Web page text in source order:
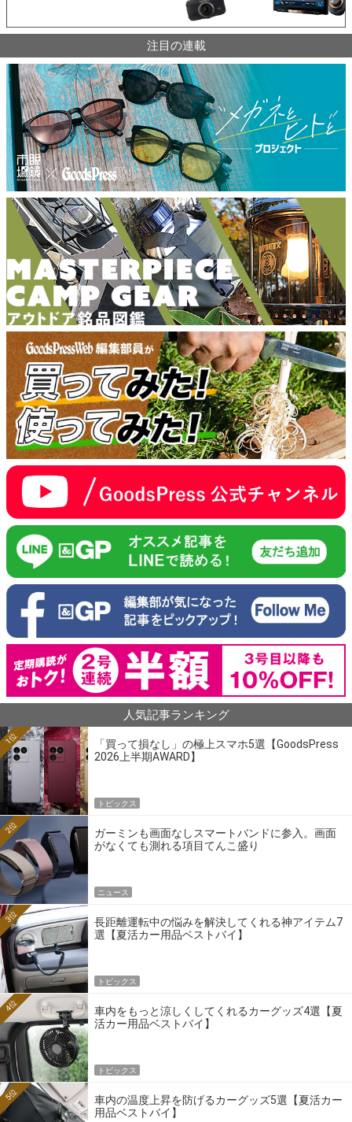
注目の連載
人気記事ランキング
「買って損なし」の極上スマホ5選【GoodsPress
2026上半期AWARD】
1位
トピックス
ガーミンも画面なしスマートバンドに参入。画面
がなくても測れる項目てんこ盛り
2位
ニュース
長距離運転中の悩みを解決してくれる神アイテム7
選【夏活カー用品ベストバイ】
3位
トピックス
車内をもっと涼しくしてくれるカーグッズ4選【夏
活カー用品ベストバイ】
4位
トピックス
車内の温度上昇を防げるカーグッズ5選【夏活カー
用品ベストバイ】
5位